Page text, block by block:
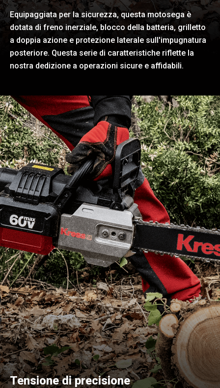
Equipaggiata per la sicurezza, questa motosega è
dotata di freno inerziale, blocco della batteria, grilletto
a doppia azione e protezione laterale sull'impugnatura
posteriore. Questa serie di caratteristiche riflette la
nostra dedizione a operazioni sicure e affidabili.
Tensione di precisione